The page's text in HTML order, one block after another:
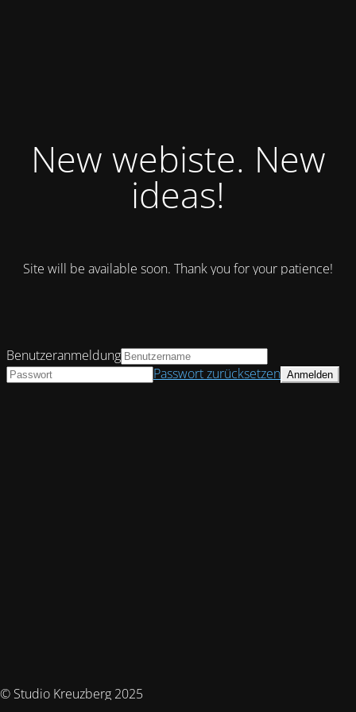
New webiste. New
ideas!
Site will be available soon. Thank you for your patience!
© Studio Kreuzberg 2025
Benutzeranmeldung
Passwort zurücksetzen